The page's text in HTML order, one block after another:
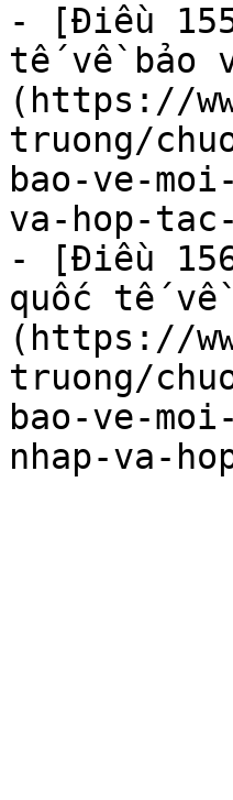
- [Điều
tế về bảo
(https://
truong/
bao-ve-
va-hop-
- [Điều
quốc tế
(https://
truong/
bao-ve-